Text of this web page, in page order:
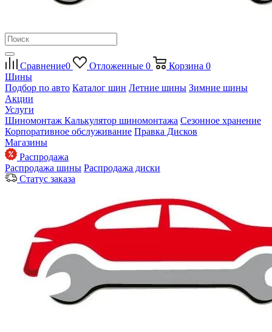
Сравнение0 Отложенные 0 Корзина 0
Шины
Подбор по авто Каталог шин Летние шины Зимние шины
Акции
Услуги
Шиномонтаж Калькулятор шиномонтажа Сезонное хранение
Корпоративное обслуживание Правка Дисков
Магазины
Распродажа
Распродажа шины Распродажа диски
Статус заказа